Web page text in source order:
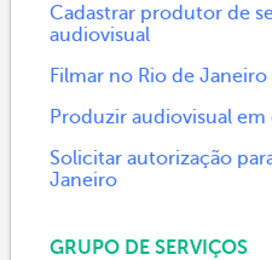
Cadastrar produtor de
audiovisual
Filmar no Rio de Janeiro
Produzir audiovisual
Solicitar autorização
Janeiro
GRUPO DE SERVIÇOS